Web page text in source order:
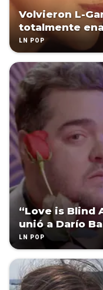
Volvieron L-
totalmente
LN POP
“Love is Blind
unió a Darío
LN POP